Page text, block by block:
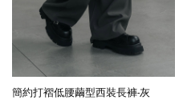
簡約打褶低腰繭型西裝長褲-灰